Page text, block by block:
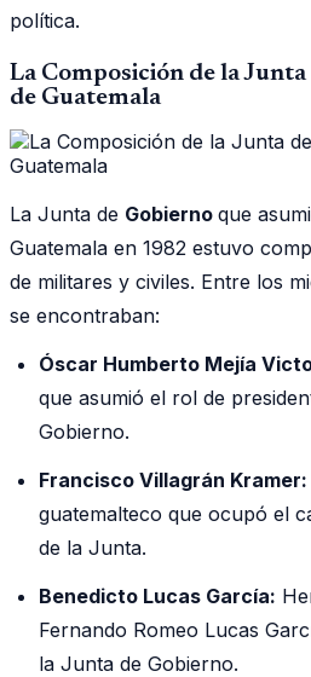
política.
La Composición de la
de Guatemala
La Junta de Gobierno que
Guatemala en 1982 estuvo
de militares y civiles. Entre los
se encontraban:
Óscar Humberto Mejía
que asumió el rol de
Gobierno.
Francisco Villagrán Kramer:
guatemalteco que ocupó el
de la Junta.
Benedicto Lucas García:
Fernando Romeo Lucas
la Junta de Gobierno.